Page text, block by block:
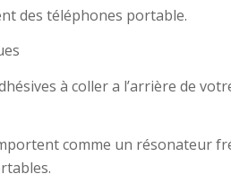
des téléphones portable.
à coller a l’arrière de
comme un résonateur